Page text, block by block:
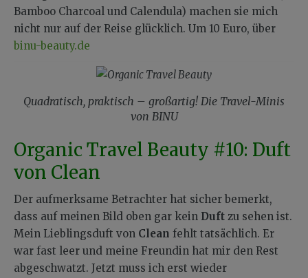
Bamboo Charcoal und Calendula) machen sie mich
nicht nur auf der Reise glücklich. Um 10 Euro, über
binu-beauty.de
Quadratisch, praktisch – großartig! Die Travel-Minis
von BINU
Organic Travel Beauty #10: Duft
von Clean
Der aufmerksame Betrachter hat sicher bemerkt,
dass auf meinen Bild oben gar kein Duft zu sehen ist.
Mein Lieblingsduft von Clean fehlt tatsächlich. Er
war fast leer und meine Freundin hat mir den Rest
abgeschwatzt. Jetzt muss ich erst wieder